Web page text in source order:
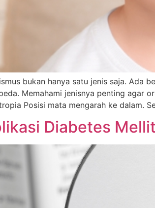
bukan hanya satu jenis saja. Ada
Memahami jenisnya penting agar
Posisi mata mengarah ke dalam.
Diabetes